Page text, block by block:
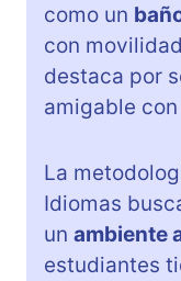
como un
con
destaca por
amigable
La
Idiomas
un ambiente
estudiantes